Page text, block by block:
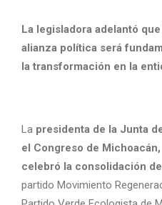
La legisladora adelantó
alianza política será
la transformación en la
La presidenta de la Junta
el Congreso de
celebró la consolidación
partido Movimiento